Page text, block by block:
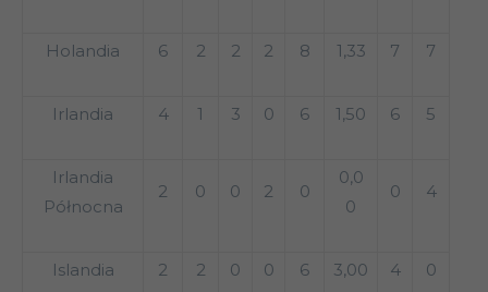
Holandia 6 2 2 2 8 1,33 7 7
Irlandia 4 1 3 0 6 1,50 6 5
Irlandia
Północna
2 0 0 2 0
0,0
0
0 4
Islandia 2 2 0 0 6 3,00 4 0